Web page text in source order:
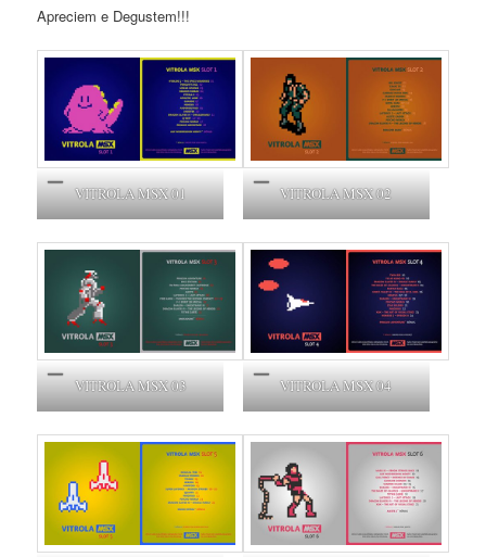
Apreciem e Degustem!!!
VITROLA MSX 01 VITROLA MSX 02
VITROLA MSX 03 VITROLA MSX 04